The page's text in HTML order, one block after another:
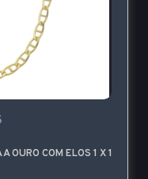
OURO COM ELOS 1 X 1